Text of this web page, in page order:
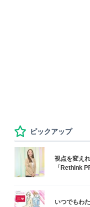
ピックアップ
視点を変え
「Rethink
いつでもわ